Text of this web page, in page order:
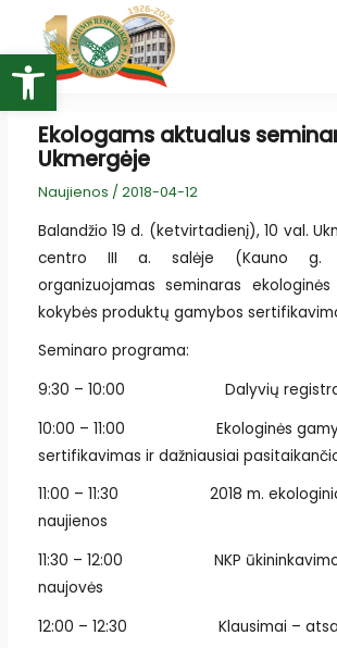
Open toolbar
turinio
Ekologams aktualus
Ukmergėje
Naujienos / 2018-04-12
Balandžio 19 d. (ketvirtadienį), 10 val.
centro III a. salėje (Kauno g.
organizuojamas seminaras
kokybės produktų gamybos
Seminaro programa:
9:30 – 10:00 Dalyvių
10:00 – 11:00 Ekologinės
sertifikavimas ir dažniausiai
11:00 – 11:30 2018 m. ekologinio
naujienos
11:30 – 12:00 NKP ūkininkavimo
naujovės
12:00 – 12:30 Klausimai –